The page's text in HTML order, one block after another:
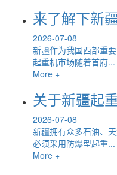
来了解下新
2026-07-08
新疆作为我国西部重
起重机市场随着首府...
More +
关于新疆起
2026-07-08
新疆拥有众多石油、
必须采用防爆型起重...
More +